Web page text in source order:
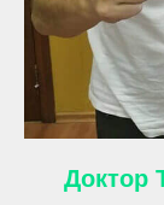
Доктор